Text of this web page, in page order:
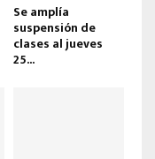
Se amplía
suspensión de
clases al jueves
25...